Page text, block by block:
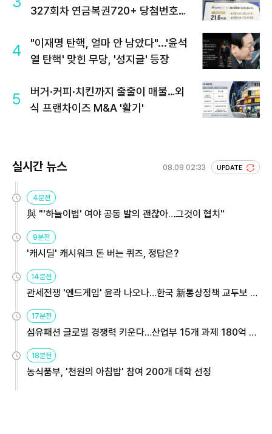
327회차 연금복권720+ 당첨번호조
4
"이재명 탄핵, 얼마 안 남았다"...'윤석
열 탄핵' 맞힌 무당, '성지글' 등장
5
버거·커피·치킨까지 줄줄이 매물…외
식 프랜차이즈 M&A '활기'
실시간 뉴스 08.09 02:33 UPDATE
4분전
與 "'하늘이법' 여야 공동 발의 괜찮아…그것이 협치"
9분전
'캐시딜' 캐시워크 돈 버는 퀴즈, 정답은?
14분전
관세전쟁 '엔드게임' 윤곽 나오나…한국 新통상정책 교두보 활
17분전
섬유패션 글로벌 경쟁력 키운다…산업부 15개 과제 180억 지
18분전
농식품부, '천원의 아침밥' 참여 200개 대학 선정